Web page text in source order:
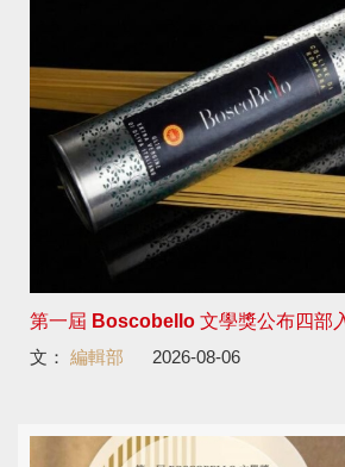
第一屆 Boscobello 文學獎公布四部
文： 編輯部 2026-08-06